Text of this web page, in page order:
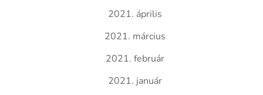
2021. április
2021. március
2021. február
2021. január